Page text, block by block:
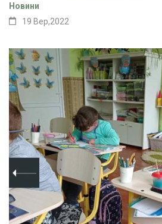
Новини
19 Вер,2022